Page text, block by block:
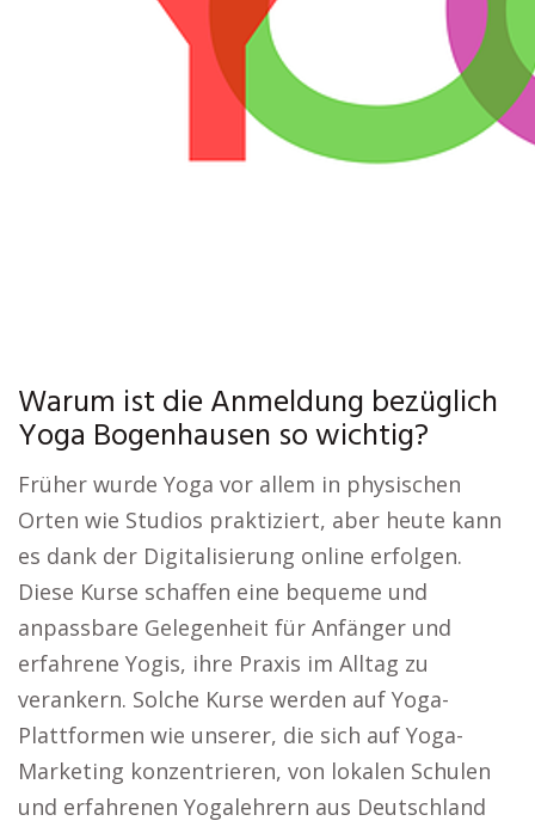
Warum ist die Anmeldung bezüglich
Yoga Bogenhausen so wichtig?
Früher wurde Yoga vor allem in physischen
Orten wie Studios praktiziert, aber heute kann
es dank der Digitalisierung online erfolgen.
Diese Kurse schaffen eine bequeme und
anpassbare Gelegenheit für Anfänger und
erfahrene Yogis, ihre Praxis im Alltag zu
verankern. Solche Kurse werden auf Yoga-
Plattformen wie unserer, die sich auf Yoga-
Marketing konzentrieren, von lokalen Schulen
und erfahrenen Yogalehrern aus Deutschland